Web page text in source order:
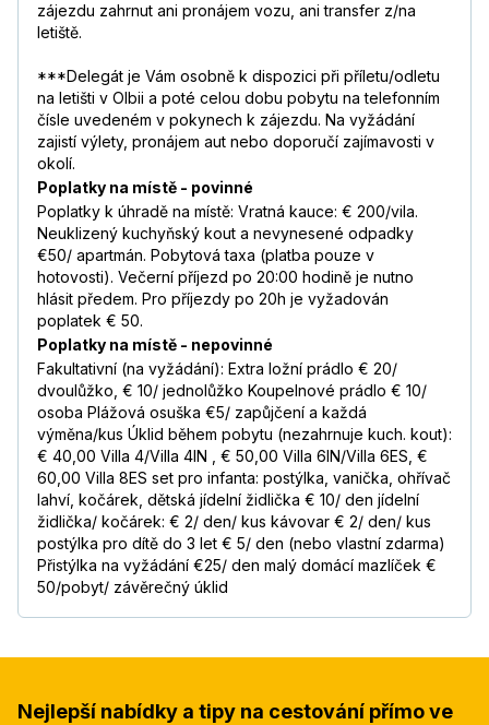
zájezdu zahrnut ani pronájem vozu, ani transfer z/na
letiště.
***Delegát je Vám osobně k dispozici při příletu/odletu
na letišti v Olbii a poté celou dobu pobytu na telefonním
čísle uvedeném v pokynech k zájezdu. Na vyžádání
zajistí výlety, pronájem aut nebo doporučí zajímavosti v
okolí.
Poplatky na místě - povinné
Poplatky k úhradě na místě: Vratná kauce: € 200/vila.
Neuklizený kuchyňský kout a nevynesené odpadky
€50/ apartmán. Pobytová taxa (platba pouze v
hotovosti). Večerní příjezd po 20:00 hodině je nutno
hlásit předem. Pro příjezdy po 20h je vyžadován
poplatek € 50.
Poplatky na místě - nepovinné
Fakultativní (na vyžádání): Extra ložní prádlo € 20/
dvoulůžko, € 10/ jednolůžko Koupelnové prádlo € 10/
osoba Plážová osuška €5/ zapůjčení a každá
výměna/kus Úklid během pobytu (nezahrnuje kuch. kout):
€ 40,00 Villa 4/Villa 4IN , € 50,00 Villa 6IN/Villa 6ES, €
60,00 Villa 8ES set pro infanta: postýlka, vanička, ohřívač
lahví, kočárek, dětská jídelní židlička € 10/ den jídelní
židlička/ kočárek: € 2/ den/ kus kávovar € 2/ den/ kus
postýlka pro dítě do 3 let € 5/ den (nebo vlastní zdarma)
Přistýlka na vyžádání €25/ den malý domácí mazlíček €
50/pobyt/ závěrečný úklid
Nejlepší nabídky a tipy na cestování přímo ve